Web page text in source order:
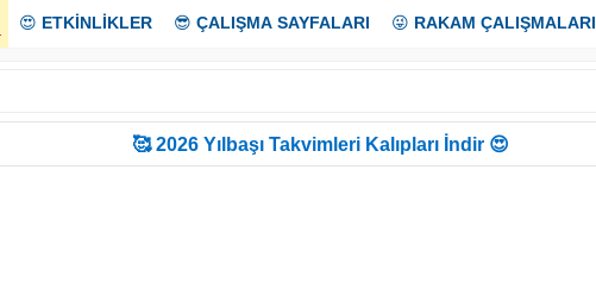
😍 ETKİNLİKLER 😎 ÇALIŞMA SAYFALARI 😜 RAKAM ÇALIŞMALARI
🥰 2026 Yılbaşı Takvimleri Kalıpları İndir 😍